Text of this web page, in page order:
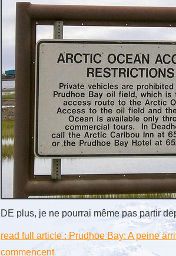
DE plus, je ne pourrai même pas partir
read full article : Prudhoe Bay: A peine
commencent